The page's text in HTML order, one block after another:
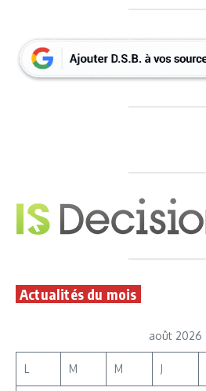
Actualités du mois
août 2026
L M M J